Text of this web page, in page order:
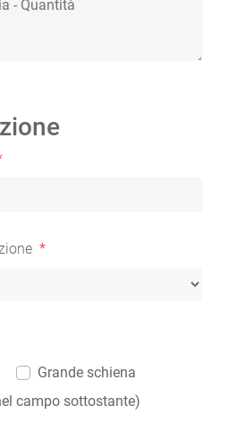
*
Grande schiena
campo sottostante)